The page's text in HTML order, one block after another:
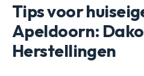
Tips voor
Apeldoorn:
Herstellingen